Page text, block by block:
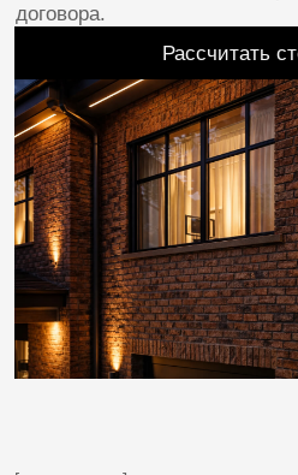
Бесплатная консультация с
инженером
СТРОИТЕЛЬСТВО
ДОМАНАЧИНАЕТСЯ
[бесплатная консультация]